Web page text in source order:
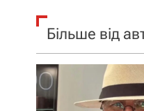
Більше від